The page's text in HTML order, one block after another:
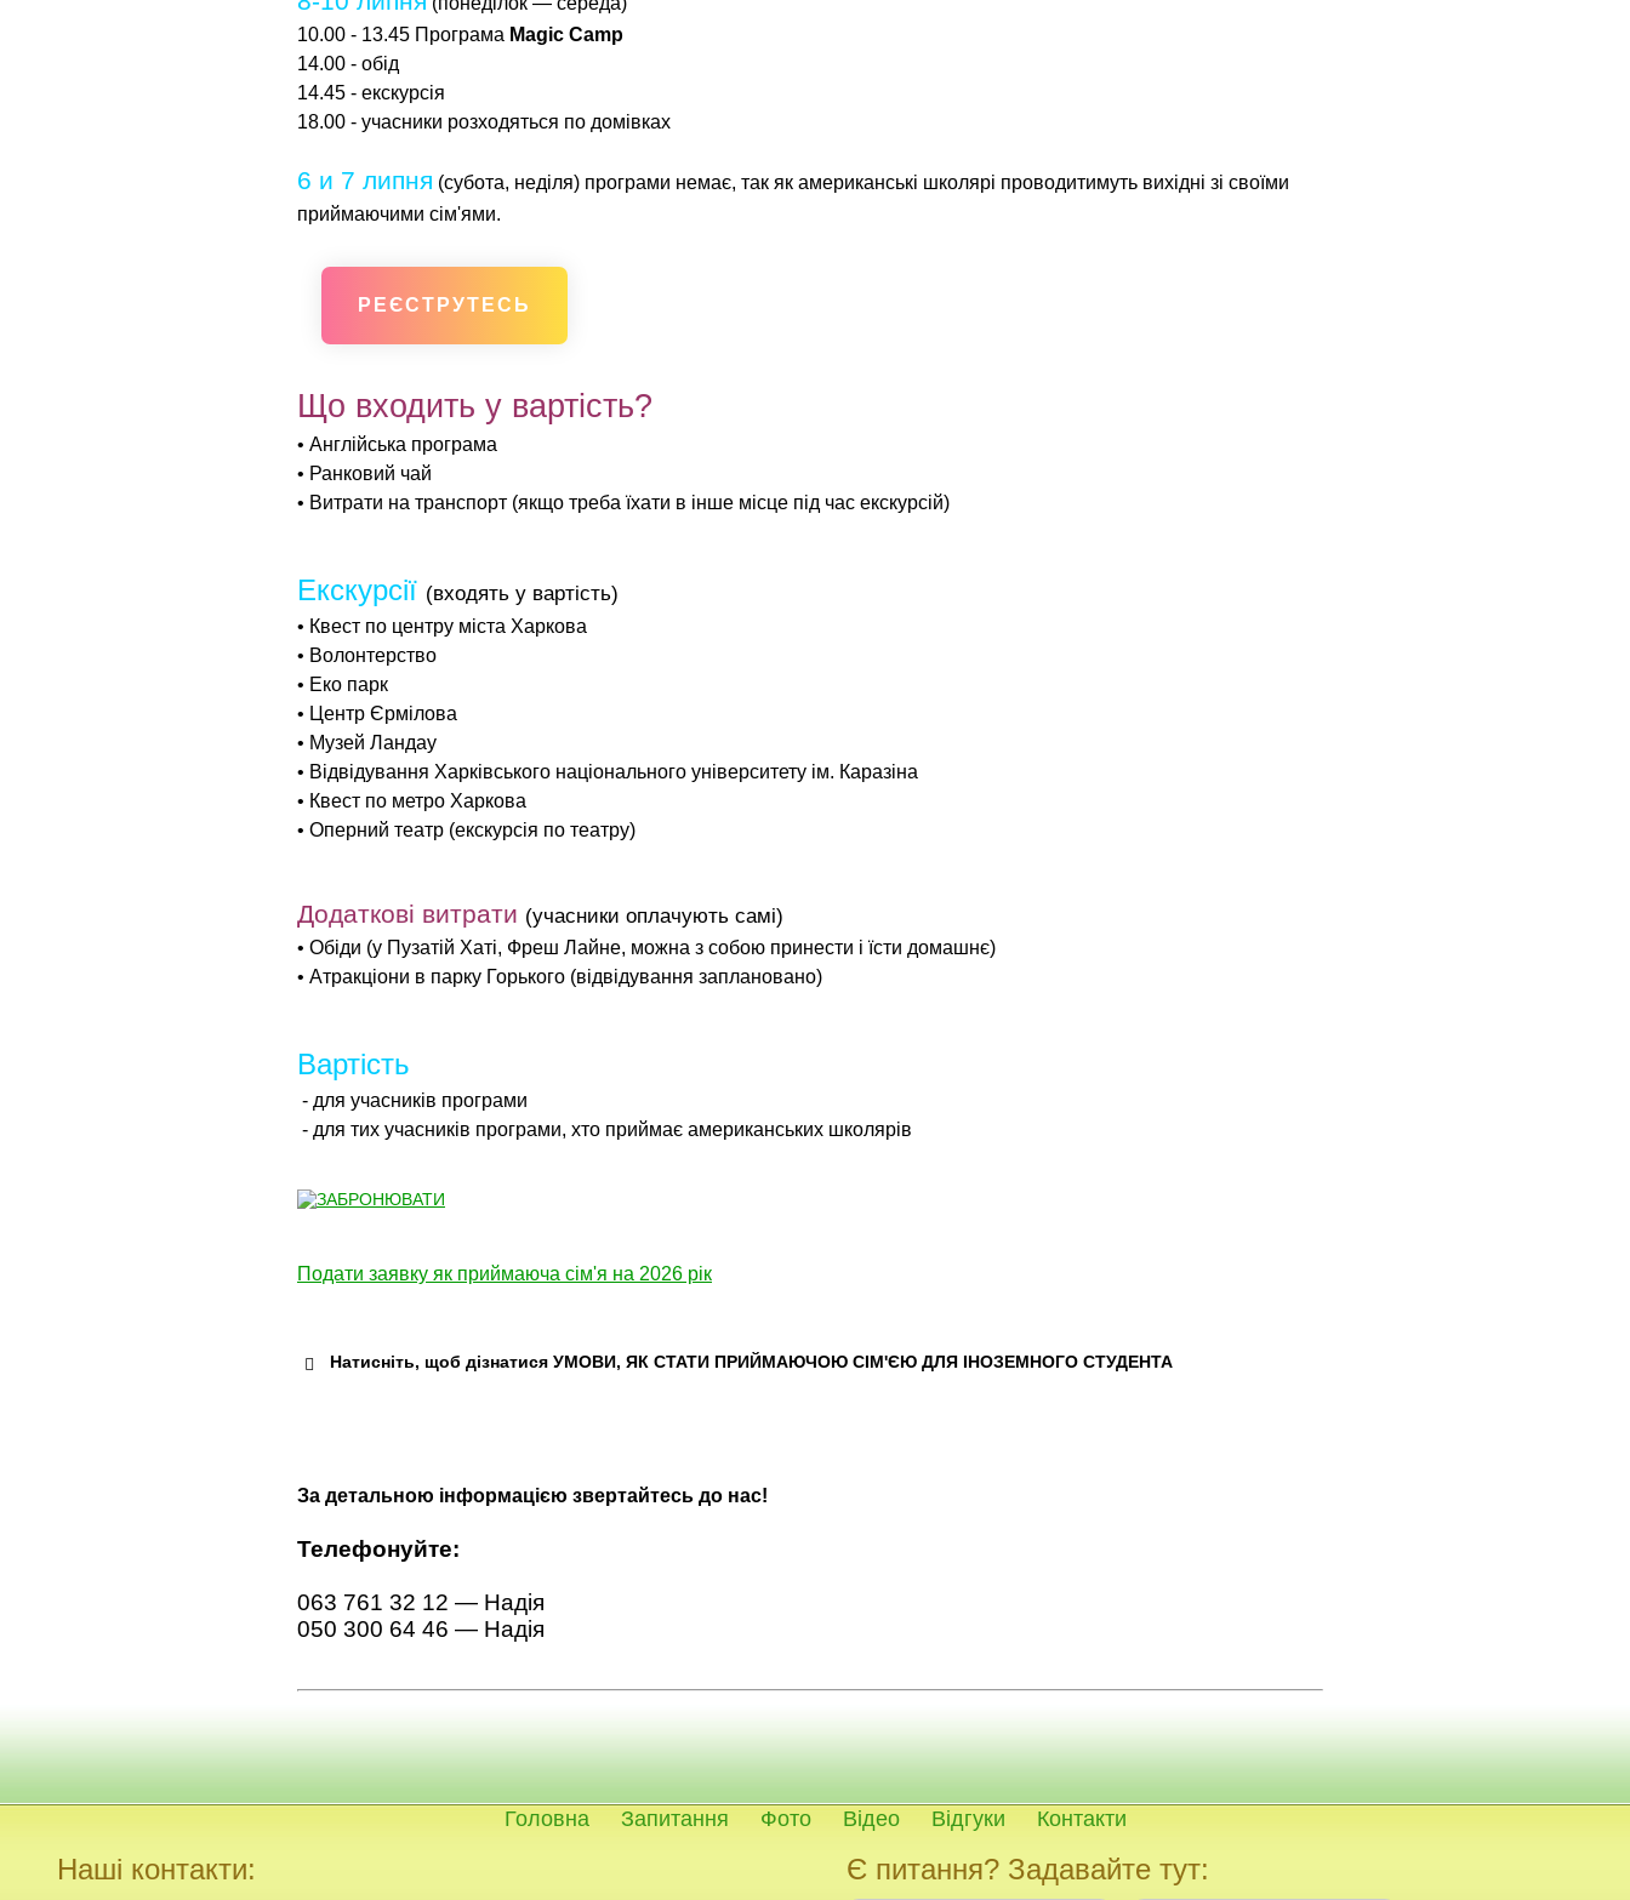
10.00 - 13.45 Програма Magic Camp
14.00 - обід
14.45 - екскурсія
18.00 - учасники розходяться по домівках
6 и 7 липня (субота, неділя) програми немає, так як американські школярі проводитимуть вихідні зі своїми
приймаючими сім'ями.
РЕЄСТРУТЕСЬ
Що входить у вартість?
• Англійська програма
• Ранковий чай
• Витрати на транспорт (якщо треба їхати в інше місце під час екскурсій)
Екскурсії (входять у вартість)
• Квест по центру міста Харкова
• Волонтерство
• Еко парк
• Центр Єрмілова
• Музей Ландау
• Відвідування Харківського національного університету ім. Каразіна
• Квест по метро Харкова
• Оперний театр (екскурсія по театру)
Додаткові витрати (учасники оплачують самі)
• Обіди (у Пузатій Хаті, Фреш Лайне, можна з собою принести і їсти домашнє)
• Атракціони в парку Горького (відвідування заплановано)
Вартість
- для учасників програми
- для тих учасників програми, хто приймає американських школярів
Подати заявку як приймаюча сім'я на 2026 рік
Натисніть, щоб дізнатися УМОВИ, ЯК СТАТИ ПРИЙМАЮЧОЮ СІМ'ЄЮ ДЛЯ ІНОЗЕМНОГО СТУДЕНТА
За детальною інформацією звертайтесь до нас!
Телефонуйте:
063 761 32 12 — Надія
050 300 64 46 — Надія
Головна Запитання Фото Відео Відгуки Контакти
Наші контакти: Є питання? Задавайте тут: